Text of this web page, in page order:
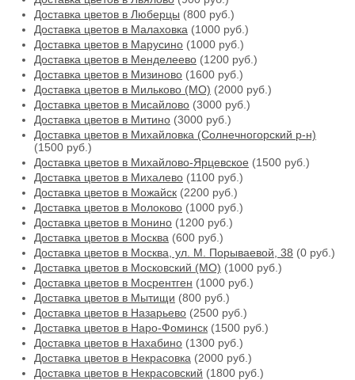
Доставка цветов в Люберцы (800 руб.)
Доставка цветов в Малаховка (1000 руб.)
Доставка цветов в Марусино (1000 руб.)
Доставка цветов в Менделеево (1200 руб.)
Доставка цветов в Мизиново (1600 руб.)
Доставка цветов в Мильково (МО) (2000 руб.)
Доставка цветов в Мисайлово (3000 руб.)
Доставка цветов в Митино (3000 руб.)
Доставка цветов в Михайловка (Солнечногорский р-н)
(1500 руб.)
Доставка цветов в Михайлово-Ярцевское (1500 руб.)
Доставка цветов в Михалево (1100 руб.)
Доставка цветов в Можайск (2200 руб.)
Доставка цветов в Молоково (1000 руб.)
Доставка цветов в Монино (1200 руб.)
Доставка цветов в Москва (600 руб.)
Доставка цветов в Москва, ул. М. Порываевой, 38 (0 руб.)
Доставка цветов в Московский (МО) (1000 руб.)
Доставка цветов в Мосрентген (1000 руб.)
Доставка цветов в Мытищи (800 руб.)
Доставка цветов в Назарьево (2500 руб.)
Доставка цветов в Наро-Фоминск (1500 руб.)
Доставка цветов в Нахабино (1300 руб.)
Доставка цветов в Некрасовка (2000 руб.)
Доставка цветов в Некрасовский (1800 руб.)